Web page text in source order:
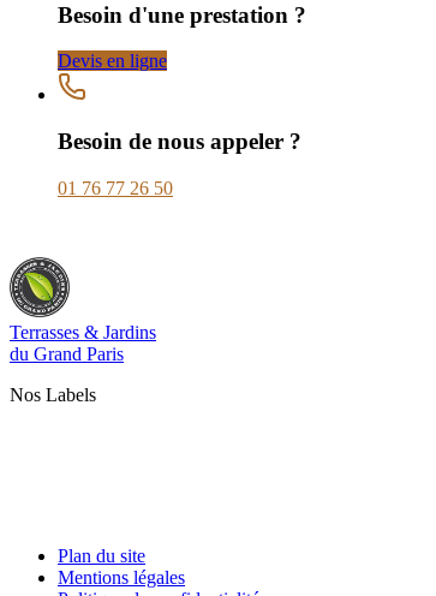
Besoin d'une prestation ?
Devis en ligne
Besoin de nous appeler ?
01 76 77 26 50
Terrasses & Jardins
du Grand Paris
Nos Labels
Plan du site
Mentions légales